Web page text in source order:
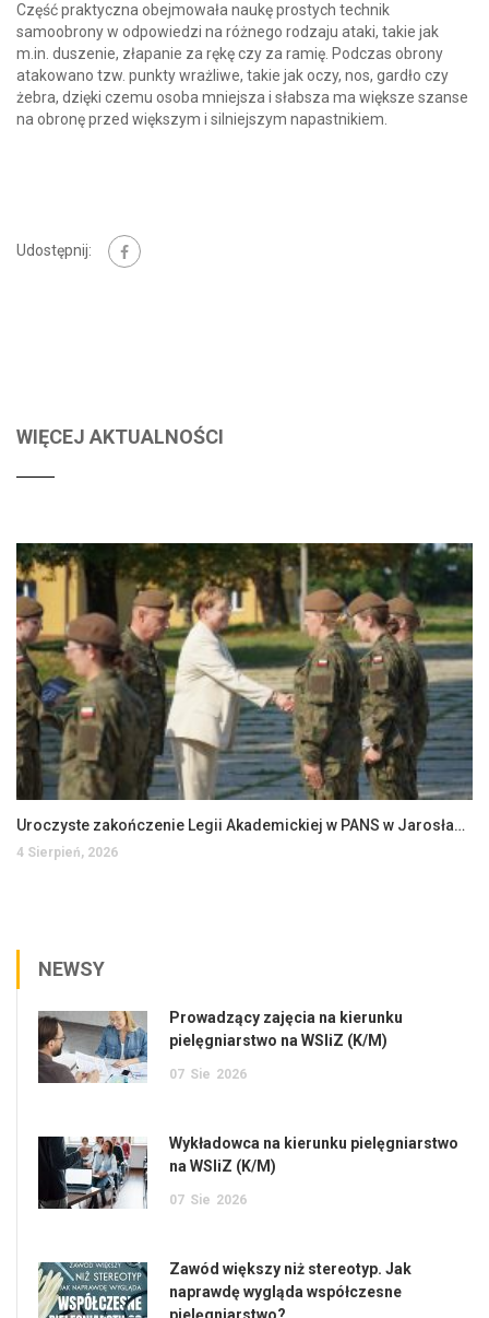
Część praktyczna obejmowała naukę prostych technik
samoobrony w odpowiedzi na różnego rodzaju ataki, takie jak
m.in. duszenie, złapanie za rękę czy za ramię. Podczas obrony
atakowano tzw. punkty wrażliwe, takie jak oczy, nos, gardło czy
żebra, dzięki czemu osoba mniejsza i słabsza ma większe szanse
na obronę przed większym i silniejszym napastnikiem.
Udostępnij:
WIĘCEJ AKTUALNOŚCI
Uroczyste zakończenie Legii Akademickiej w PANS w Jarosławiu
4 Sierpień, 2026
NEWSY
Prowadzący zajęcia na kierunku
pielęgniarstwo na WSIiZ (K/M)
07 Sie 2026
Wykładowca na kierunku pielęgniarstwo
na WSIiZ (K/M)
07 Sie 2026
Zawód większy niż stereotyp. Jak
naprawdę wygląda współczesne
pielęgniarstwo?